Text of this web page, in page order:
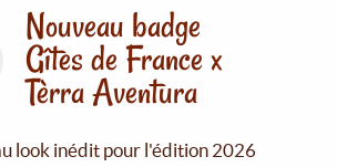
Nouveau badge
Gîtes de France x
Tèrra Aventura
look inédit pour l'édition 2026